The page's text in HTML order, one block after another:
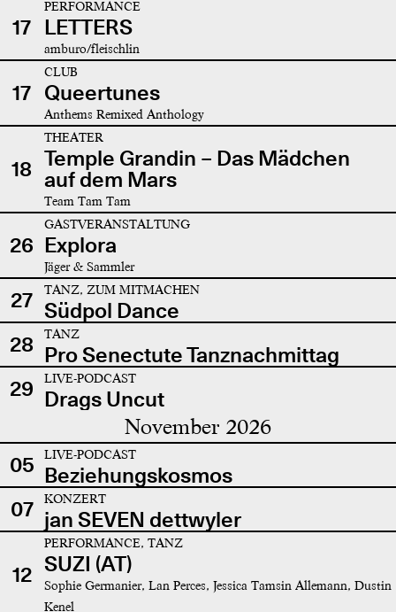
17
PERFORMANCE
LETTERS
amburo/fleischlin
17
CLUB
Queertunes
Anthems Remixed Anthology
18
THEATER
Temple Grandin – Das Mädchen
auf dem Mars
Team Tam Tam
26
GASTVERANSTALTUNG
Explora
Jäger & Sammler
27 TANZ, ZUM MITMACHEN
Südpol Dance
28
TANZ
Pro Senectute Tanznachmittag
29
LIVE-PODCAST
Drags Uncut
November 2026
05 LIVE-PODCAST
Beziehungskosmos
07
KONZERT
jan SEVEN dettwyler
12
PERFORMANCE, TANZ
SUZI (AT)
Sophie Germanier, Lan Perces, Jessica Tamsin Allemann, Dustin
Kenel